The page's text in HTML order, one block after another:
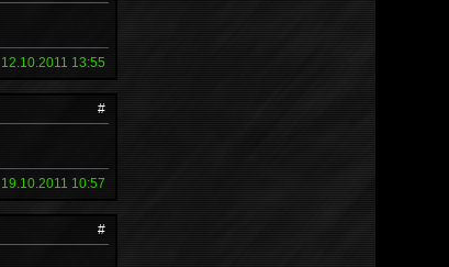
12.10.2011 13:55
#
19.10.2011 10:57
#